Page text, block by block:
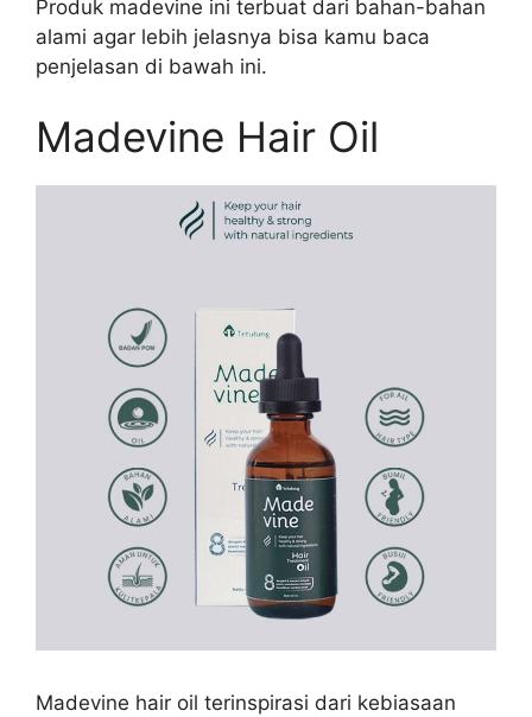
Produk madevine ini terbuat dari bahan-bahan
alami agar lebih jelasnya bisa kamu baca
penjelasan di bawah ini.
Madevine Hair Oil
Madevine hair oil terinspirasi dari kebiasaan